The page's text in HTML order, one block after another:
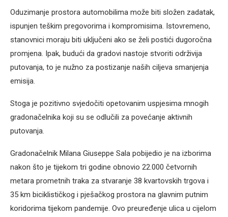
Oduzimanje prostora automobilima može biti složen zadatak,
ispunjen teškim pregovorima i kompromisima. Istovremeno,
stanovnici moraju biti uključeni ako se želi postići dugoročna
promjena. Ipak, budući da gradovi nastoje stvoriti održivija
putovanja, to je nužno za postizanje naših ciljeva smanjenja
emisija.
Stoga je pozitivno svjedočiti opetovanim uspjesima mnogih
gradonačelnika koji su se odlučili za povećanje aktivnih
putovanja.
Gradonačelnik Milana Giuseppe Sala pobijedio je na izborima
nakon što je tijekom tri godine obnovio 22.000 četvornih
metara prometnih traka za stvaranje 38 kvartovskih trgova i
35 km biciklističkog i pješačkog prostora na glavnim putnim
koridorima tijekom pandemije. Ovo preuređenje ulica u cijelom